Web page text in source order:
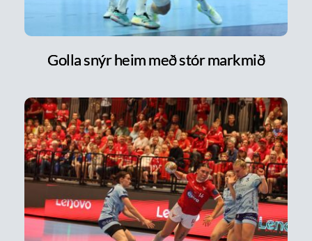
Golla snýr heim með stór markmið